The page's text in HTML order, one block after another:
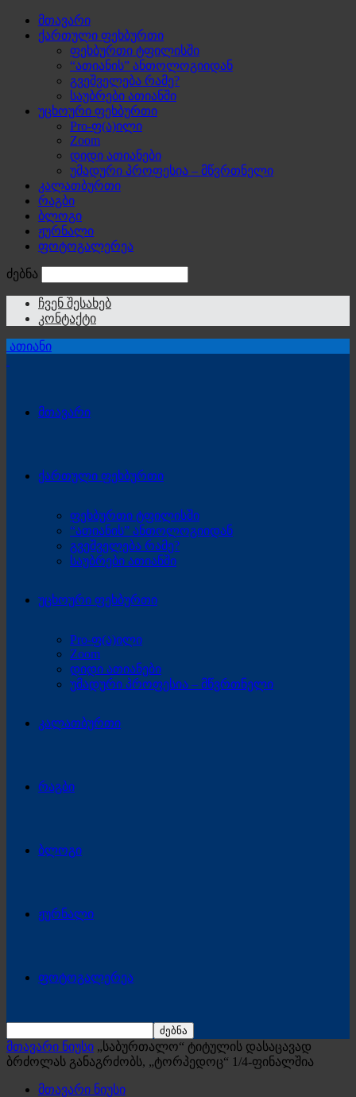
მთავარი
ქართული ფეხბურთი
ფეხბურთი ტფილისში
“ათიანის” ანთოლოგიიდან
გვეშველება რამე?
საუბრები ათიანში
უცხოური ფეხბურთი
Pro-ფ(ა)ილი
Zoom
დიდი ათიანები
უმადური პროფესია – მწვრთნელი
კალათბურთი
რაგბი
ბლოგი
ჟურნალი
ფოტოგალერეა
ძებნა
ჩვენ შესახებ
კონტაქტი
ათიანი
მთავარი
ქართული ფეხბურთი
ფეხბურთი ტფილისში
“ათიანის” ანთოლოგიიდან
გვეშველება რამე?
საუბრები ათიანში
უცხოური ფეხბურთი
Pro-ფ(ა)ილი
Zoom
დიდი ათიანები
უმადური პროფესია – მწვრთნელი
კალათბურთი
რაგბი
ბლოგი
ჟურნალი
ფოტოგალერეა
მთავარი ნიუსი „საბურთალო“ ტიტულის დასაცავად
ბრძოლას განაგრძობს, „ტორპედოც“ 1/4-ფინალშია
მთავარი ნიუსი